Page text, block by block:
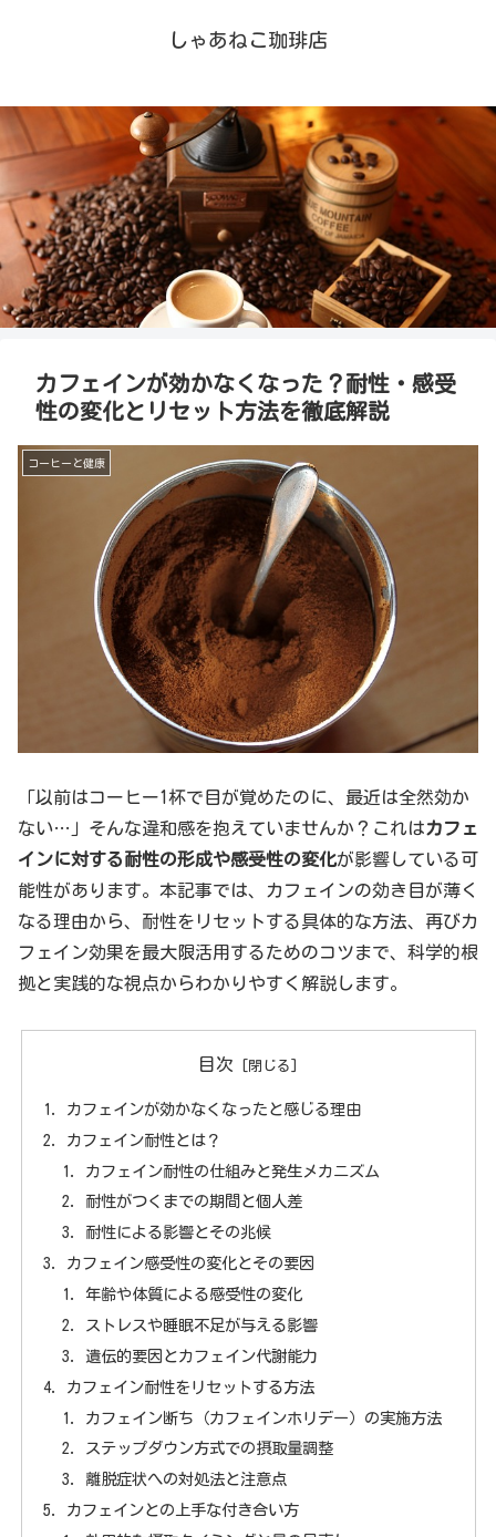
しゃあねこ珈琲店
カフェインが効かなくなった？耐性・感受
性の変化とリセット方法を徹底解説
コーヒーと健康
「以前はコーヒー1杯で目が覚めたのに、最近は全然効か
ない…」そんな違和感を抱えていませんか？これはカフェ
インに対する耐性の形成や感受性の変化が影響している可
能性があります。本記事では、カフェインの効き目が薄く
なる理由から、耐性をリセットする具体的な方法、再びカ
フェイン効果を最大限活用するためのコツまで、科学的根
拠と実践的な視点からわかりやすく解説します。
目次
カフェインが効かなくなったと感じる理由
カフェイン耐性とは？
カフェイン耐性の仕組みと発生メカニズム
耐性がつくまでの期間と個人差
耐性による影響とその兆候
カフェイン感受性の変化とその要因
年齢や体質による感受性の変化
ストレスや睡眠不足が与える影響
遺伝的要因とカフェイン代謝能力
カフェイン耐性をリセットする方法
カフェイン断ち（カフェインホリデー）の実施方法
ステップダウン方式での摂取量調整
離脱症状への対処法と注意点
カフェインとの上手な付き合い方